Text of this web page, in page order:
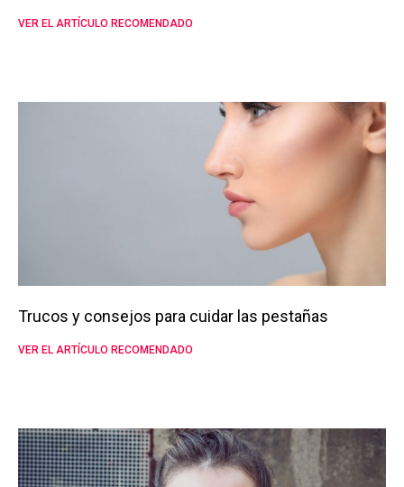
VER EL ARTÍCULO RECOMENDADO
Trucos y consejos para cuidar las pestañas
VER EL ARTÍCULO RECOMENDADO